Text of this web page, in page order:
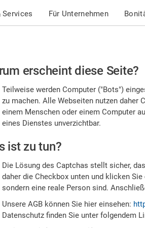
Services Für Unternehmen
erscheint diese Seite?
Teilweise werden Computer ("Bots")
zu machen. Alle Webseiten nutzen daher
einem Menschen oder einem Computer
eines Dienstes unverzichtbar.
ist zu tun?
Die Lösung des Captchas stellt sicher,
daher die Checkbox unten und klicken
sondern eine reale Person sind.
Unsere AGB können Sie hier einsehen:
Datenschutz finden Sie unter folgendem